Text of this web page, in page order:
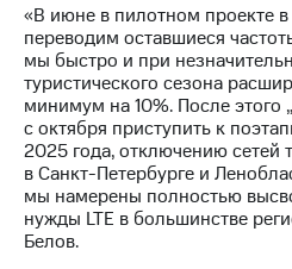
Контроль
и
аудит
Рынок
акций
Описание
Программа
приобретения
Порядок
«В июне в пилотном проекте
переводим оставшиеся
мы быстро и при
туристического сезона
минимум на 10%. После этого
с октября приступить к
2025 года, отключению сетей
в Санкт-Петербурге и
мы намерены полностью
нужды LTE в большинстве
Белов.